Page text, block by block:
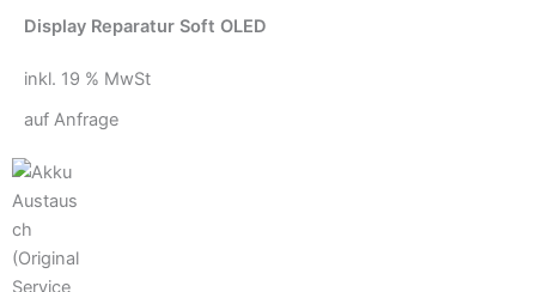
Display Reparatur Soft OLED
inkl. 19 % MwSt
auf Anfrage